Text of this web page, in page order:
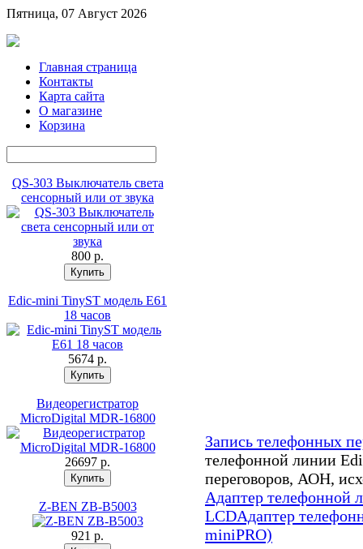
Пятница, 07 Август 2026
Главная страница
Контакты
Карта сайта
О магазине
Корзина
QS-303 Выключатель света
сенсорный или от звука
800 p.
Edic-mini TinyST модель E61
18 часов
5674 p.
Видеорегистратор
MicroDigital MDR-16800
26697 p.
Z-BEN ZB-B5003
921 p.
Запись телефонных
телефонной линии
переговоров, АОН,
Адаптер телефонной
LCDАдаптер
miniPRO)